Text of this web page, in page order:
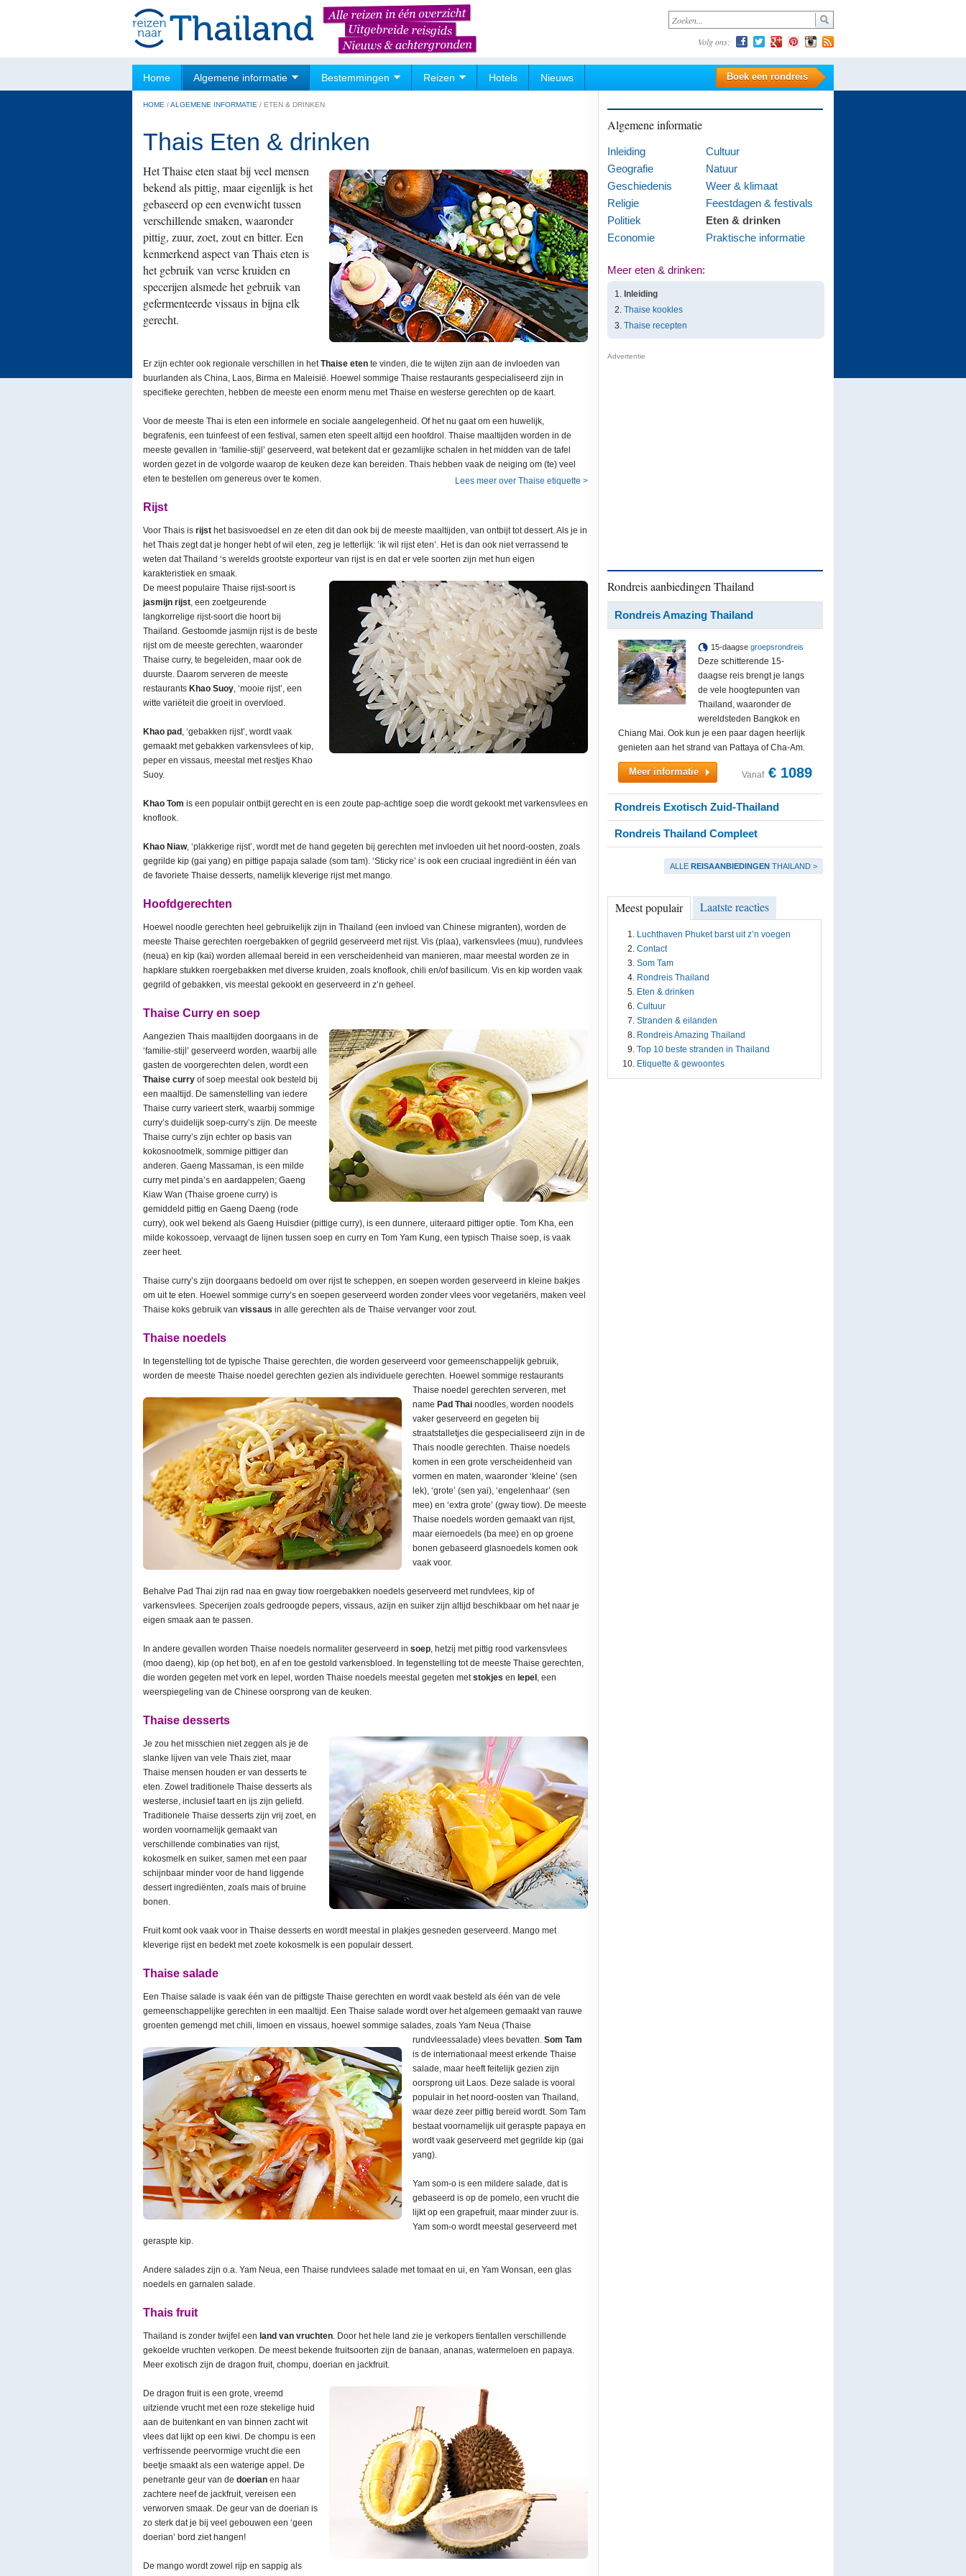
Volg ons:
Home Algemene informatie Bestemmingen Reizen Hotels Nieuws Boek een rondreis
HOME /ALGEMENE INFORMATIE / ETEN & DRINKEN
Thais Eten & drinken
Het Thaise eten staat bij veel mensen
bekend als pittig, maar eigenlijk is het
gebaseerd op een evenwicht tussen
verschillende smaken, waaronder
pittig, zuur, zoet, zout en bitter. Een
kenmerkend aspect van Thais eten is
het gebruik van verse kruiden en
specerijen alsmede het gebruik van
gefermenteerde vissaus in bijna elk
gerecht.
Er zijn echter ook regionale verschillen in hetThaise eten te vinden, die te wijten zijn aan de invloeden van
buurlanden als China, Laos, Birma en Maleisië. Hoewel sommige Thaise restaurants gespecialiseerd zijn in
specifieke gerechten, hebben de meeste een enorm menu met Thaise en westerse gerechten op de kaart.
Voor de meeste Thai is eten een informele en sociale aangelegenheid. Of het nu gaat om een huwelijk,
begrafenis, een tuinfeest of een festival, samen eten speelt altijd een hoofdrol. Thaise maaltijden worden in de
meeste gevallen in ‘familie-stijl’ geserveerd, wat betekent dat er gezamlijke schalen in het midden van de tafel
worden gezet in de volgorde waarop de keuken deze kan bereiden. Thais hebben vaak de neiging om (te) veel
eten te bestellen om genereus over te komen.
Lees meer over Thaise etiquette >
Rijst
Voor Thais is rijst het basisvoedsel en ze eten dit dan ook bij de meeste maaltijden, van ontbijt tot dessert. Als je in
het Thais zegt dat je honger hebt of wil eten, zeg je letterlijk: ‘ik wil rijst eten’. Het is dan ook niet verrassend te
weten dat Thailand ‘s werelds grootste exporteur van rijst is en dat er vele soorten zijn met hun eigen
karakteristiek en smaak.
De meest populaire Thaise rijst-soort is
jasmijn rijst, een zoetgeurende
langkorrelige rijst-soort die hoort bij
Thailand. Gestoomde jasmijn rijst is de beste
rijst om de meeste gerechten, waaronder
Thaise curry, te begeleiden, maar ook de
duurste. Daarom serveren de meeste
restaurants Khao Suoy, ‘mooie rijst’, een
witte variëteit die groeit in overvloed.
Khao pad , ‘gebakken rijst’, wordt vaak
gemaakt met gebakken varkensvlees of kip,
peper en vissaus, meestal met restjes Khao
Suoy.
Khao Tom is een populair ontbijt gerecht en is een zoute pap-achtige soep die wordt gekookt met varkensvlees en
knoflook.
Khao Niaw, ‘plakkerige rijst’, wordt met de hand gegeten bij gerechten met invloeden uit het noord-oosten, zoals
gegrilde kip (gai yang) en pittige papaja salade (som tam). ‘Sticky rice’ is ook een cruciaal ingrediënt in één van
de favoriete Thaise desserts, namelijk kleverige rijst met mango.
Hoofdgerechten
Hoewel noodle gerechten heel gebruikelijk zijn in Thailand (een invloed van Chinese migranten), worden de
meeste Thaise gerechten roergebakken of gegrild geserveerd met rijst. Vis (plaa), varkensvlees (muu), rundvlees
(neua) en kip (kai) worden allemaal bereid in een verscheidenheid van manieren, maar meestal worden ze in
hapklare stukken roergebakken met diverse kruiden, zoals knoflook, chili en/of basilicum. Vis en kip worden vaak
gegrild of gebakken, vis meestal gekookt en geserveerd in z’n geheel.
Thaise Curry en soep
Aangezien Thais maaltijden doorgaans in de
‘familie-stijl’ geserveerd worden, waarbij alle
gasten de voorgerechten delen, wordt een
Thaise curry of soep meestal ook besteld bij
een maaltijd. De samenstelling van iedere
Thaise curry varieert sterk, waarbij sommige
curry’s duidelijk soep-curry’s zijn. De meeste
Thaise curry’s zijn echter op basis van
kokosnootmelk, sommige pittiger dan
anderen. Gaeng Massaman, is een milde
curry met pinda’s en aardappelen; Gaeng
Kiaw Wan (Thaise groene curry) is
gemiddeld pittig en Gaeng Daeng (rode
curry), ook wel bekend als Gaeng Huisdier (pittige curry), is een dunnere, uiteraard pittiger optie. Tom Kha, een
milde kokossoep, vervaagt de lijnen tussen soep en curry en Tom Yam Kung, een typisch Thaise soep, is vaak
zeer heet.
Thaise curry’s zijn doorgaans bedoeld om over rijst te scheppen, en soepen worden geserveerd in kleine bakjes
om uit te eten. Hoewel sommige curry’s en soepen geserveerd worden zonder vlees voor vegetariërs, maken veel
Thaise koks gebruik van vissaus in alle gerechten als de Thaise vervanger voor zout.
Thaise noedels
In tegenstelling tot de typische Thaise gerechten, die worden geserveerd voor gemeenschappelijk gebruik,
worden de meeste Thaise noedel gerechten gezien als individuele gerechten. Hoewel sommige restaurants
Thaise noedel gerechten serveren, met
name Pad Thai noodles, worden noodels
vaker geserveerd en gegeten bij
straatstalletjes die gespecialiseerd zijn in de
Thais noodle gerechten. Thaise noedels
komen in een grote verscheidenheid van
vormen en maten, waaronder ‘kleine’ (sen
lek), ‘grote’ (sen yai), ‘engelenhaar’ (sen
mee) en ‘extra grote’ (gway tiow). De meeste
Thaise noedels worden gemaakt van rijst,
maar eiernoedels (ba mee) en op groene
bonen gebaseerd glasnoedels komen ook
vaak voor.
Behalve Pad Thai zijn rad naa en gway tiow roergebakken noedels geserveerd met rundvlees, kip of
varkensvlees. Specerijen zoals gedroogde pepers, vissaus, azijn en suiker zijn altijd beschikbaar om het naar je
eigen smaak aan te passen.
In andere gevallen worden Thaise noedels normaliter geserveerd in soep, hetzij met pittig rood varkensvlees
(moo daeng), kip (op het bot), en af en toe gestold varkensbloed. In tegenstelling tot de meeste Thaise gerechten,
die worden gegeten met vork en lepel, worden Thaise noedels meestal gegeten metstokjes en lepel , een
weerspiegeling van de Chinese oorsprong van de keuken.
Thaise desserts
Je zou het misschien niet zeggen als je de
slanke lijven van vele Thais ziet, maar
Thaise mensen houden er van desserts te
eten. Zowel traditionele Thaise desserts als
westerse, inclusief taart en ijs zijn geliefd.
Traditionele Thaise desserts zijn vrij zoet, en
worden voornamelijk gemaakt van
verschillende combinaties van rijst,
kokosmelk en suiker, samen met een paar
schijnbaar minder voor de hand liggende
dessert ingrediënten, zoals mais of bruine
bonen.
Fruit komt ook vaak voor in Thaise desserts en wordt meestal in plakjes gesneden geserveerd. Mango met
kleverige rijst en bedekt met zoete kokosmelk is een populair dessert.
Thaise salade
Een Thaise salade is vaak één van de pittigste Thaise gerechten en wordt vaak besteld als één van de vele
gemeenschappelijke gerechten in een maaltijd. Een Thaise salade wordt over het algemeen gemaakt van rauwe
groenten gemengd met chili, limoen en vissaus, hoewel sommige salades, zoals Yam Neua (Thaise
rundvleessalade) vlees bevatten. Som Tam
is de internationaal meest erkende Thaise
salade, maar heeft feitelijk gezien zijn
oorsprong uit Laos. Deze salade is vooral
populair in het noord-oosten van Thailand,
waar deze zeer pittig bereid wordt. Som Tam
bestaat voornamelijk uit geraspte papaya en
wordt vaak geserveerd met gegrilde kip (gai
yang).
Yam som-o is een mildere salade, dat is
gebaseerd is op de pomelo, een vrucht die
lijkt op een grapefruit, maar minder zuur is.
Yam som-o wordt meestal geserveerd met
geraspte kip.
Andere salades zijn o.a. Yam Neua, een Thaise rundvlees salade met tomaat en ui, en Yam Wonsan, een glas
noedels en garnalen salade.
Thais fruit
Thailand is zonder twijfel een land van vruchten. Door het hele land zie je verkopers tientallen verschillende
gekoelde vruchten verkopen. De meest bekende fruitsoorten zijn de banaan, ananas, watermeloen en papaya.
Meer exotisch zijn de dragon fruit, chompu, doerian en jackfruit.
De dragon fruit is een grote, vreemd
uitziende vrucht met een roze stekelige huid
aan de buitenkant en van binnen zacht wit
vlees dat lijkt op een kiwi. De chompu is een
verfrissende peervormige vrucht die een
beetje smaakt als een waterige appel. De
penetrante geur van de doerian en haar
zachtere neef de jackfruit, vereisen een
verworven smaak. De geur van de doerian is
zo sterk dat je bij veel gebouwen een ‘geen
doerian’ bord ziet hangen!
De mango wordt zowel rijp en sappig als
Algemene informatie
Inleiding
Geografie
Geschiedenis
Religie
Politiek
Economie
Cultuur
Natuur
Weer & klimaat
Feestdagen & festivals
Eten & drinken
Praktische informatie
Meer eten & drinken:
Inleiding
Thaise kookles
Thaise recepten
Advertentie
Rondreis aanbiedingen Thailand
Rondreis Amazing Thailand
15-daagse groepsrondreis
Deze schitterende 15-
daagse reis brengt je langs
de vele hoogtepunten van
Thailand, waaronder de
wereldsteden Bangkok en
Chiang Mai. Ook kun je een paar dagen heerlijk
genieten aan het strand van Pattaya of Cha-Am.
Meer informatie Vanaf € 1089
Rondreis Exotisch Zuid-Thailand
Rondreis Thailand Compleet
ALLE REISAANBIEDINGEN THAILAND >
Meest populair Laatste reacties
Luchthaven Phuket barst uit z’n voegen
Contact
Som Tam
Rondreis Thailand
Eten & drinken
Cultuur
Stranden & eilanden
Rondreis Amazing Thailand
Top 10 beste stranden in Thailand
Etiquette & gewoontes